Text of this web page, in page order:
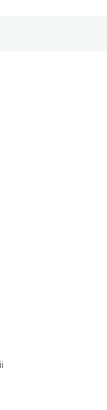
breadcrumbs